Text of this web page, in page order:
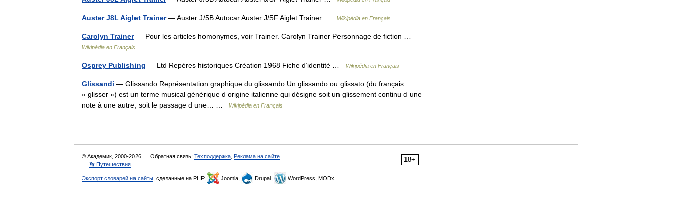
Auster J8L Aiglet Trainer— Auster J/5B Autocar Auster J/5F Aiglet Trainer … Wikipédia en Français
Carolyn Trainer— Pour les articles homonymes, voir Trainer. Carolyn Trainer Personnage de fiction …
Wikipédia en Français
Osprey Publishing — Ltd Repères historiques Création 1968 Fiche d’identité … Wikipédia en Français
Glissandi — Glissando Représentation graphique du glissando Un glissando ou glissato (du français
« glisser ») est un terme musical générique d origine italienne qui désigne soit un glissement continu d une
note à une autre, soit le passage d une… …
Wikipédia en Français
18+
© Академик, 2000-2026 Обратная связь: Техподдержка Реклама на сайте
👣 Путешествия
Экспорт словарей на сайты , сделанные на PHP, Joomla, Drupal, WordPress, MODx.